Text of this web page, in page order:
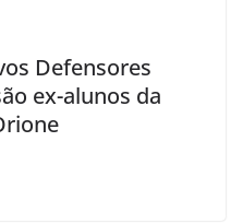
Defensores
ex-alunos da